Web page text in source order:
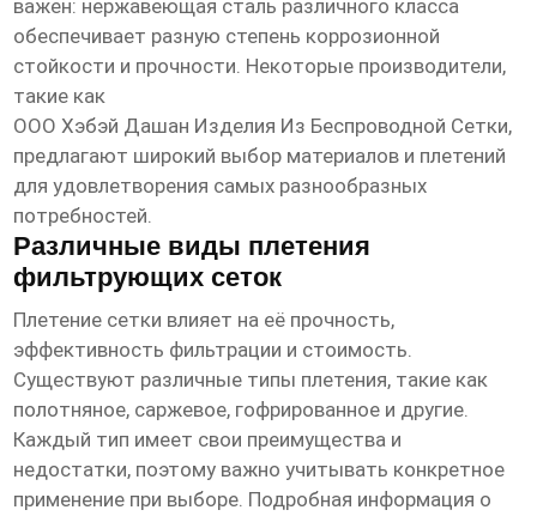
важен: нержавеющая сталь различного класса
обеспечивает разную степень коррозионной
стойкости и прочности. Некоторые производители,
такие как
ООО Хэбэй Дашан Изделия Из Беспроводной Сетки,
предлагают широкий выбор материалов и плетений
для удовлетворения самых разнообразных
потребностей.
Различные виды плетения
фильтрующих сеток
Плетение сетки влияет на её прочность,
эффективность фильтрации и стоимость.
Существуют различные типы плетения, такие как
полотняное, саржевое, гофрированное и другие.
Каждый тип имеет свои преимущества и
недостатки, поэтому важно учитывать конкретное
применение при выборе. Подробная информация о